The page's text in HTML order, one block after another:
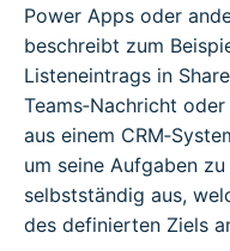
Power Apps oder
beschreibt zum
Listeneintrags in
Teams‑Nachricht
aus einem
um seine Aufgaben
selbstständig aus,
des definierten Ziels